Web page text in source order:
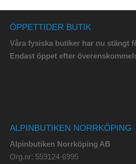
ÖPPETTIDER BUTIK
Våra fysiska butiker har nu stängt
Endast öppet efter
ALPINBUTIKEN NORRKÖPING
Alpinbutiken Norrköping AB
Org.nr: 559124-6995